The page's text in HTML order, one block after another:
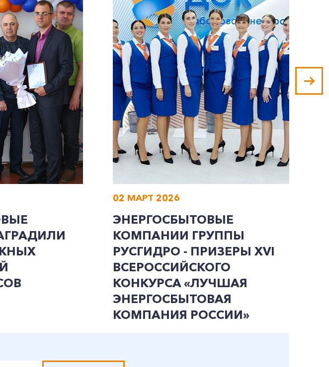
02 МАРТ 2026
ЭНЕРГОСБЫТОВЫЕ
КОМПАНИИ ГРУППЫ
РУСГИДРО - ПРИЗЕРЫ ХVI
ВСЕРОССИЙСКОГО
КОНКУРСА «ЛУЧШАЯ
ЭНЕРГОСБЫТОВАЯ
КОМПАНИЯ РОССИИ»